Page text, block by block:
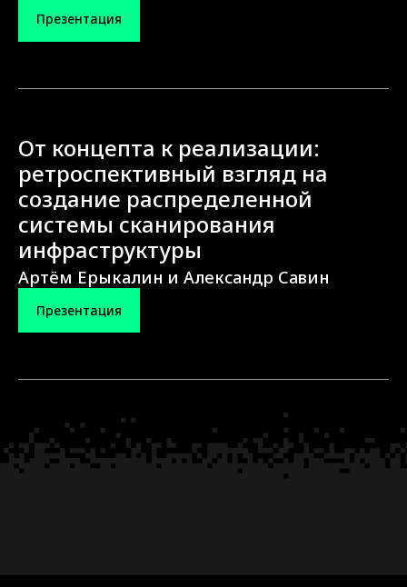
Презентация
От концепта к реализации:
ретроспективный взгляд на
создание распределенной
системы сканирования
инфраструктуры
Артём Ерыкалин и Александр Савин
Презентация